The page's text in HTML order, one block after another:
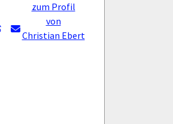
zum Profil
von
Christian Ebert